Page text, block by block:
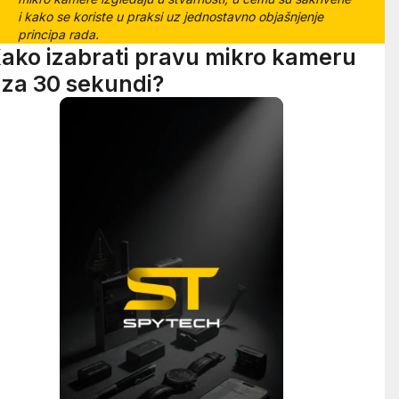
i kako se koriste u praksi uz jednostavno objašnjenje
principa rada.
izabrati pravu mikro kameru
30 sekundi?